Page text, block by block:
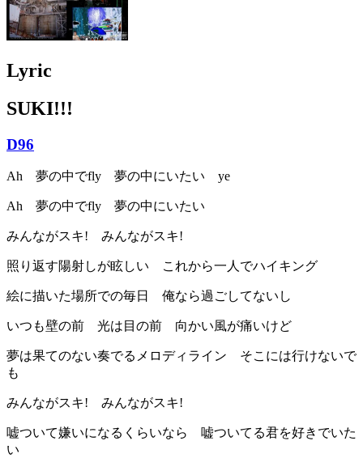
Lyric
SUKI!!!
D96
Ah 夢の中でfly 夢の中にいたい ye
Ah 夢の中でfly 夢の中にいたい
みんながスキ! みんながスキ!
照り返す陽射しが眩しい これから一人でハイキング
絵に描いた場所での毎日 俺なら過ごしてないし
いつも壁の前 光は目の前 向かい風が痛いけど
夢は果てのない奏でるメロディライン そこには行けないで
も
みんながスキ! みんながスキ!
嘘ついて嫌いになるくらいなら 嘘ついてる君を好きでいた
い